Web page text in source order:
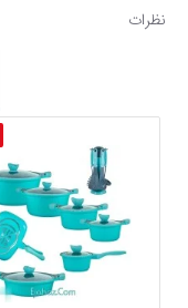
نظرات